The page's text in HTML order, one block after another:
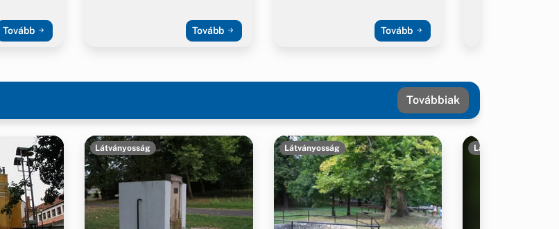
Tovább Tovább Tovább
Továbbiak
Látványosság Látványosság Látványosság